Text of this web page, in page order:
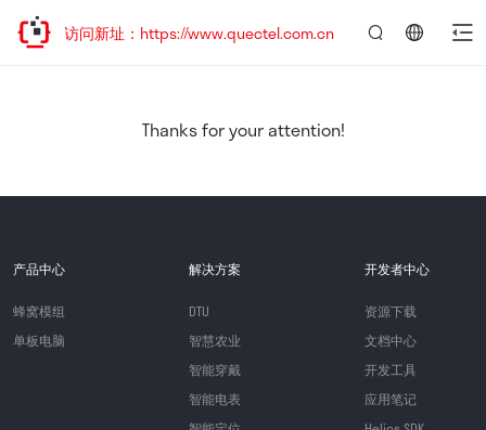
，欢迎访问新址：https://www.quectel.com.cn
Thanks for your attention!
产品中心
蜂窝模组
单板电脑
解决方案
DTU
智慧农业
智能穿戴
智能电表
开发者中心
资源下载
文档中心
开发工具
应用笔记